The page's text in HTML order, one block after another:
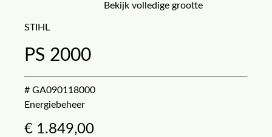
Bekijk volledige grootte
STIHL
PS 2000
# GA090118000
Energiebeheer
€ 1.849,00